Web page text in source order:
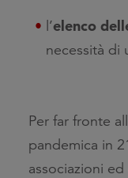
l’elenco
necessità di
Per far fronte
pandemica in
associazioni